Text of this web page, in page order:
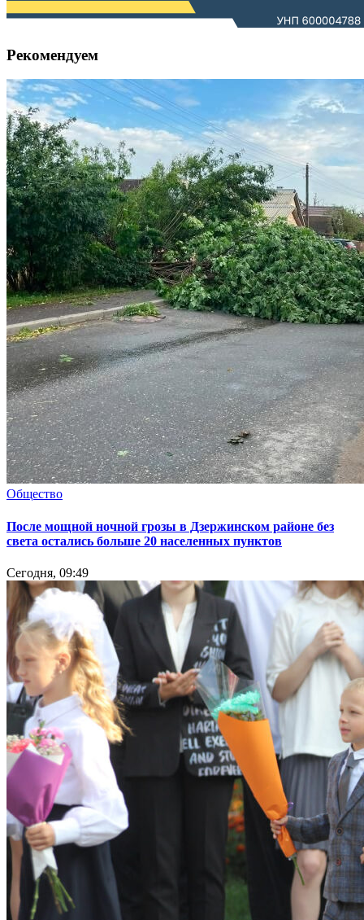
Рекомендуем
Общество
После мощной ночной грозы в Дзержинском районе без
света остались больше 20 населенных пунктов
Сегодня, 09:49